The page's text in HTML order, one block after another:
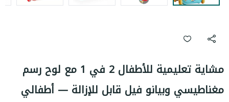
مشاية تعليمية للأطفال 2 في 1 مع لوح رسم
مغناطيسي وبيانو فيل قابل للإزالة — أطفالي